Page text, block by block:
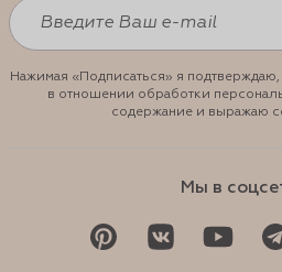
Нажимая «Подписаться» я
в отношении обработки
содержание и выражаю
Мы в